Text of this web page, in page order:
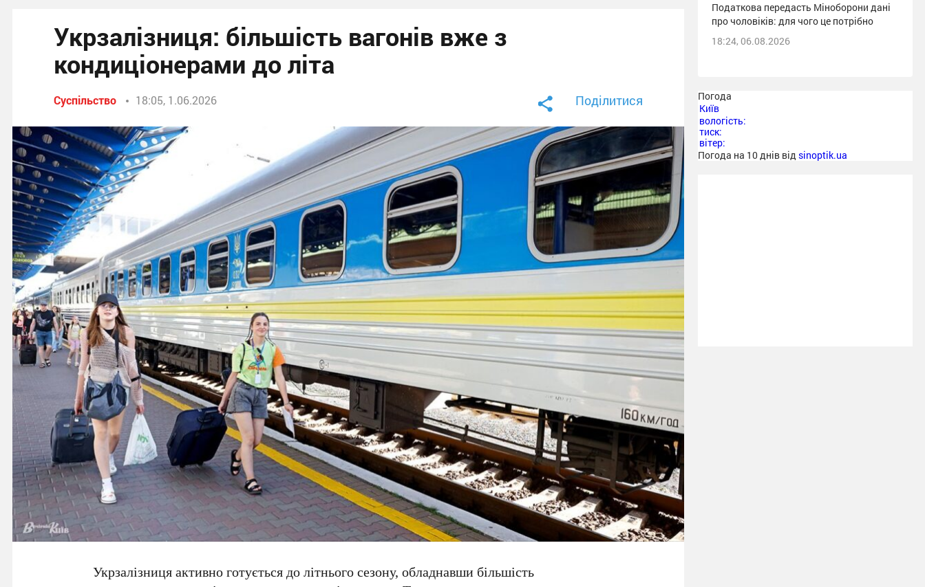
Укрзалізниця: більшість вагонів вже з
кондиціонерами до літа
Суспільство 18:05, 1.06.2026 Поділитися
Укрзалізницяактивно готується до літнього сезону, обладнавши більшість
Податкова передасть Міноборони дані
про чоловіків: для чого це потрібно
18:24, 06.08.2026
Погода
Київ
вологість:
тиск:
вітер:
Погода на 10 днів від sinoptik.ua